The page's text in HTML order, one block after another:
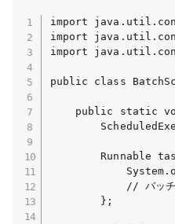
import
import
import
public class
public static
Runnable
// バッチ
        };